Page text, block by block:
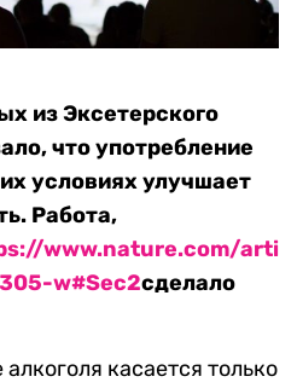
из Эксетерского
что употребление
условиях улучшает
Работа,
www.nature.com/arti
w#Sec2сделало
касается только